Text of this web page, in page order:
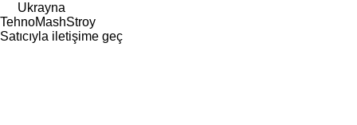
Ukrayna
TehnoMashStroy
Satıcıyla iletişime geç